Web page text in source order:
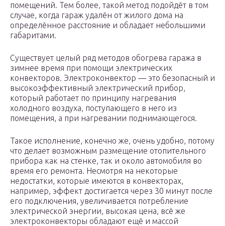
помещений. Тем более, такой метод подойдёт в том
случае, когда гараж удалён от жилого дома на
определённое расстояние и обладает небольшими
габаритами.
Существует целый ряд методов обогрева гаража в
зимнее время при помощи электрических
конвекторов. Электроконвектор — это безопасный и
высокоэффективный электрический прибор,
который работает по принципу нагревания
холодного воздуха, поступающего в него из
помещения, а при нагревании поднимающегося.
Такое исполнение, конечно же, очень удобно, потому
что делает возможным размещение отопительного
прибора как на стенке, так и около автомобиля во
время его ремонта. Несмотря на некоторые
недостатки, которые имеются в конвекторах,
например, эффект достигается через 30 минут после
его подключения, увеличивается потребление
электрической энергии, высокая цена, всё же
электроконвекторы обладают ещё и массой